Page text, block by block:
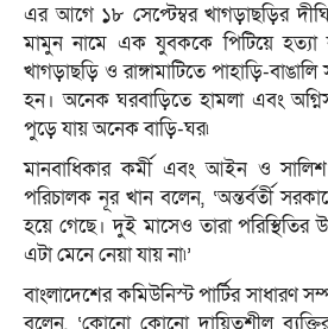
এর আগে ১৮ সেপ্টেম্বর খাগড়াছড়ির
মামুন নামে এক যুবককে পিটিয়ে
খাগড়াছড়ি ও রাঙ্গামাটিতে পাহাড়ি-
হন। অনেক ঘরবাড়িতে হামলা এবং
পুড়ে যায় অনেক বাড়ি-ঘর৷
মানবাধিকার কর্মী এবং আইন ও সালিশ
পরিচালক নূর খান বলেন, ‘অন্তর্বর্তী
হয়ে গেছে। দুই মাসেও তারা পরিস্থিতির
এটা মেনে নেয়া যায় না৷’
বাংলাদেশের কমিউনিস্ট পার্টির সাধারণ